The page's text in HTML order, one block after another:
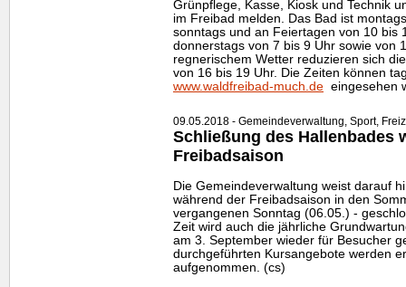
Grünpflege, Kasse, Kiosk und Technik
im Freibad melden. Das Bad ist
sonntags und an Feiertagen von 10 bis
donnerstags von 7 bis 9 Uhr sowie von
regnerischem Wetter reduzieren sich
von 16 bis 19 Uhr. Die Zeiten können
www.waldfreibad-much.de eingesehen
09.05.2018 - Gemeindeverwaltung, Sport,
Schließung des Hallenbades
Freibadsaison
Die Gemeindeverwaltung weist darauf
während der Freibadsaison in den
vergangenen Sonntag (06.05.) -
Zeit wird auch die jährliche
am 3. September wieder für Besucher
durchgeführten Kursangebote werden
aufgenommen. (cs)